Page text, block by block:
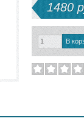
1480